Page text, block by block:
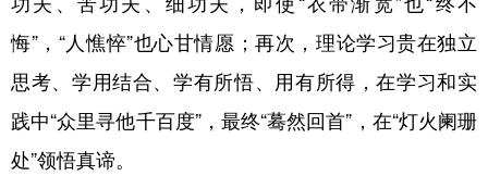
悔”，“人憔悴”也心甘情愿；再次，理论学习贵在独立
思考、学用结合、学有所悟、用有所得，在学习和实
践中“众里寻他千百度”，最终“蓦然回首”，在“灯火阑珊
处”领悟真谛。